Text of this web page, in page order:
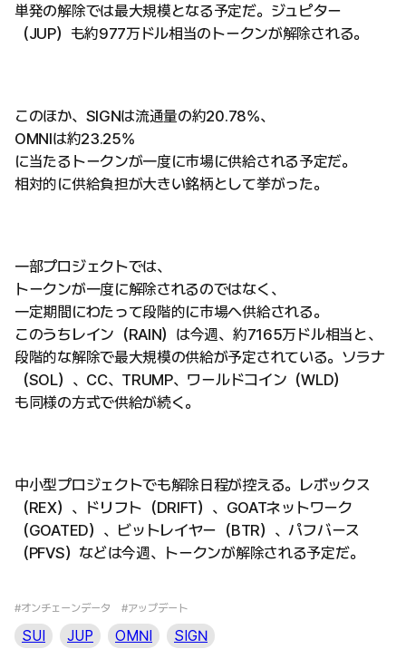
単発の解除では最大規模となる予定だ。ジュピター
（JUP）も約977万ドル相当のトークンが解除される。
このほか、SIGNは流通量の約20.78%、
OMNIは約23.25%
に当たるトークンが一度に市場に供給される予定だ。
相対的に供給負担が大きい銘柄として挙がった。
一部プロジェクトでは、
トークンが一度に解除されるのではなく、
一定期間にわたって段階的に市場へ供給される。
このうちレイン（RAIN）は今週、約7165万ドル相当と、
段階的な解除で最大規模の供給が予定されている。ソラナ
（SOL）、CC、TRUMP、ワールドコイン（WLD）
も同様の方式で供給が続く。
中小型プロジェクトでも解除日程が控える。レボックス
（REX）、ドリフト（DRIFT）、GOATネットワーク
（GOATED）、ビットレイヤー（BTR）、パフバース
（PFVS）などは今週、トークンが解除される予定だ。
#オンチェーンデータ #アップデート
SUI JUP OMNI SIGN